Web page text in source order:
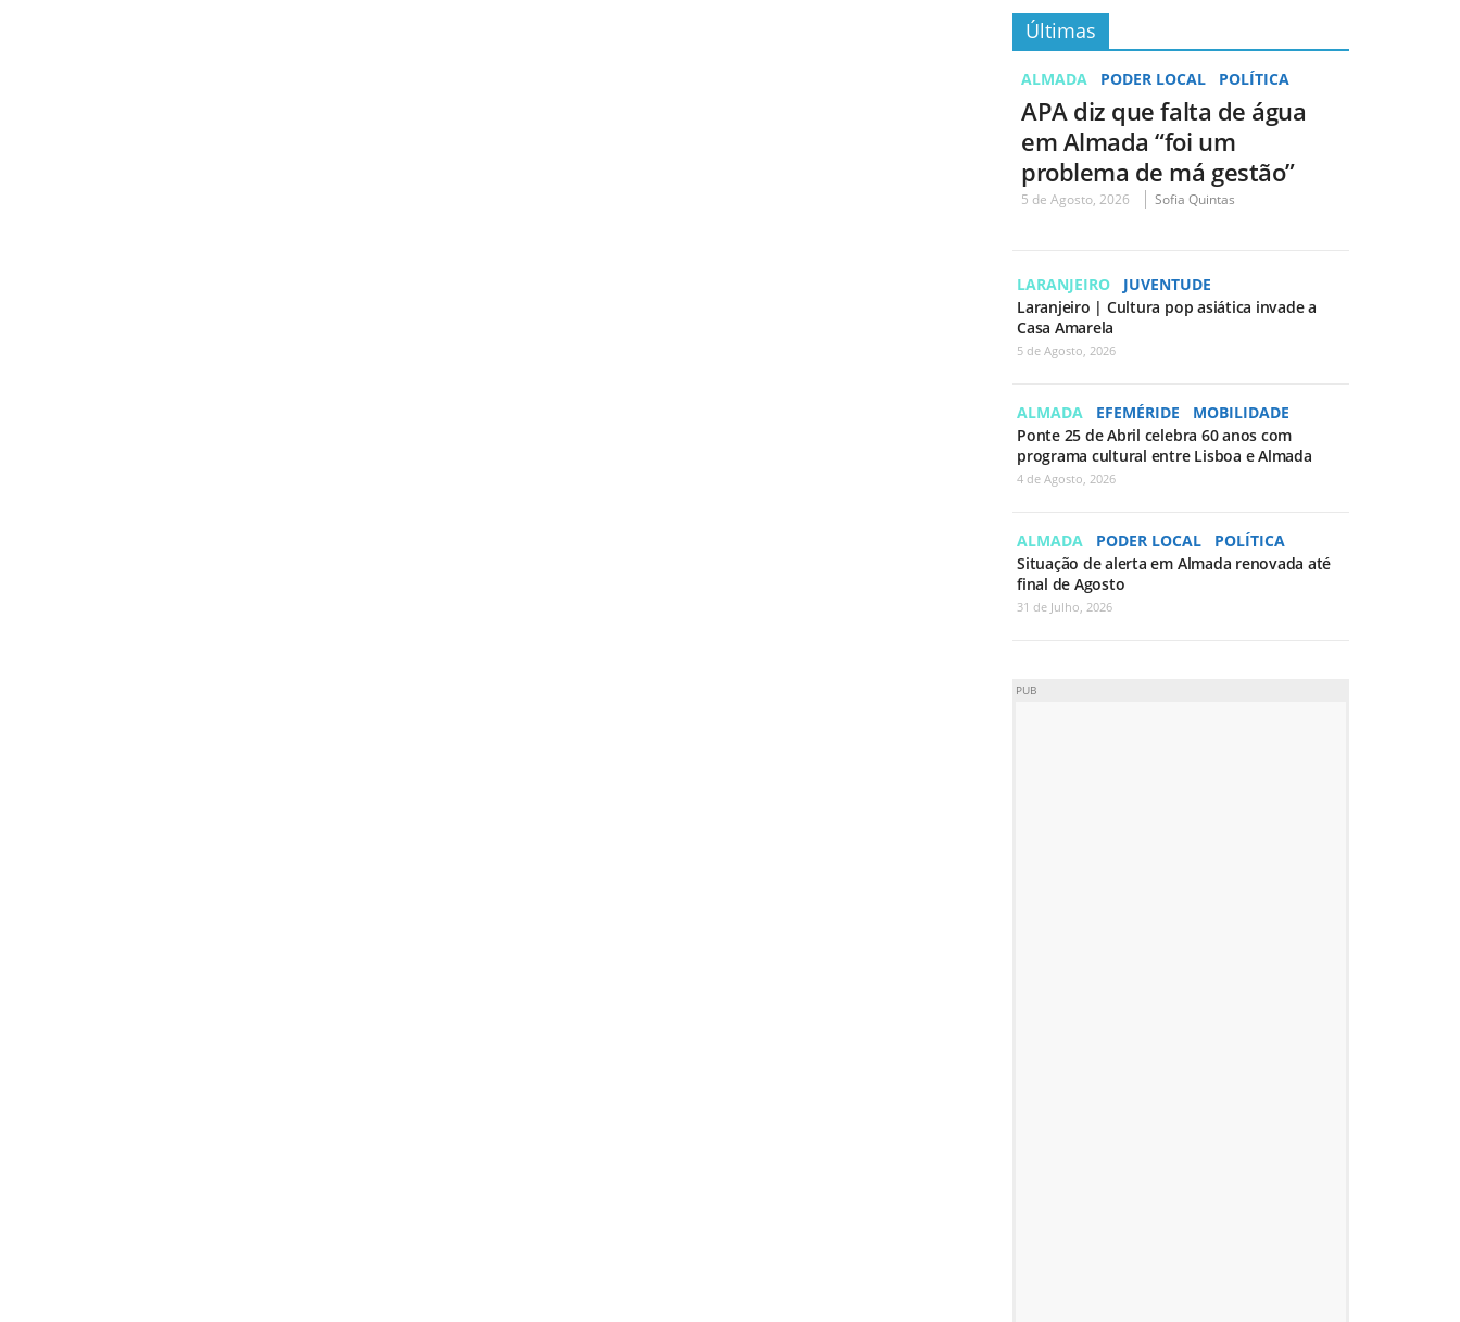
Últimas
ALMADA PODER LOCAL POLÍTICA
APA diz que falta de água
em Almada “foi um
problema de má gestão”
5 de Agosto, 2026 Sofia Quintas
LARANJEIRO
JUVENTUDE
Laranjeiro | Cultura pop asiática invade a
Casa Amarela
5 de Agosto, 2026
ALMADA EFEMÉRIDE
MOBILIDADE
Ponte 25 de Abril celebra 60 anos com
programa cultural entre Lisboa e Almada
4 de Agosto, 2026
ALMADA PODER LOCAL
POLÍTICA
Situação de alerta em Almada renovada até
final de Agosto
31 de Julho, 2026
PUB